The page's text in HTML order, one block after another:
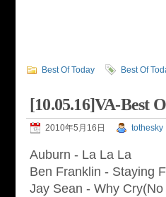
Best Of Today Best Of
[10.05.16]VA-Best
2010年5月16日 tothesky
Auburn - La La La
Ben Franklin - Staying
Jay Sean - Why Cry(No